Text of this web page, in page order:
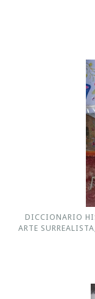
DICCIONARIO
ARTE